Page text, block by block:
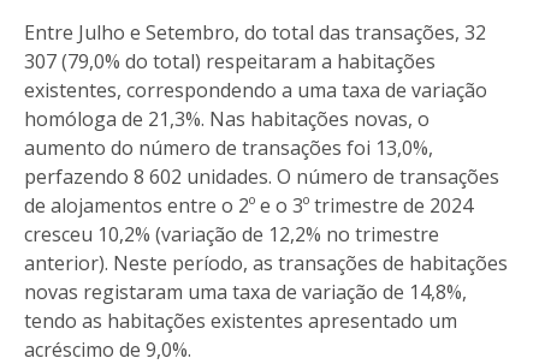
Entre Julho e Setembro, do total das transações, 32
307 (79,0% do total) respeitaram a habitações
existentes, correspondendo a uma taxa de variação
homóloga de 21,3%. Nas habitações novas, o
aumento do número de transações foi 13,0%,
perfazendo 8 602 unidades. O número de transações
de alojamentos entre o 2º e o 3º trimestre de 2024
cresceu 10,2% (variação de 12,2% no trimestre
anterior). Neste período, as transações de habitações
novas registaram uma taxa de variação de 14,8%,
tendo as habitações existentes apresentado um
acréscimo de 9,0%.